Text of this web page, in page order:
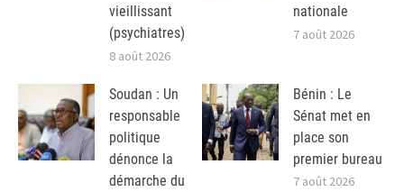
vieillissant
(psychiatres)
8 août 2026
nationale
7 août 2026
Soudan : Un
responsable
politique
dénonce la
démarche du
Bénin : Le
Sénat met en
place son
premier bureau
7 août 2026